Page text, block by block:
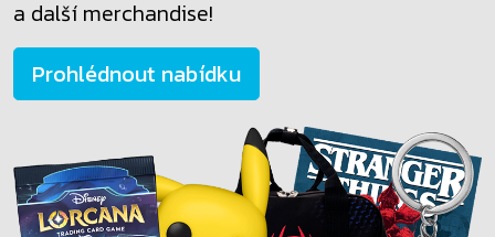
a další merchandise!
Prohlédnout nabídku